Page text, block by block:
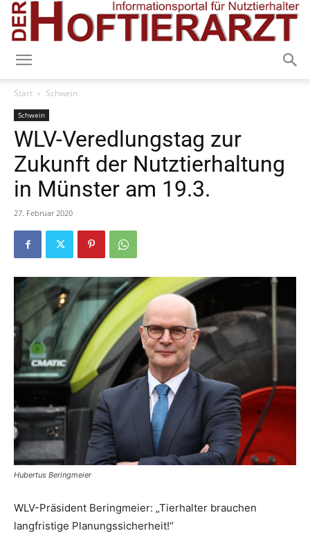
Start Schwein
Schwein
WLV-Veredlungstag zur
Zukunft der Nutztierhaltung
in Münster am 19.3.
27. Februar 2020
Hubertus Beringmeier
WLV-Präsident Beringmeier: „Tierhalter brauchen
langfristige Planungssicherheit!“